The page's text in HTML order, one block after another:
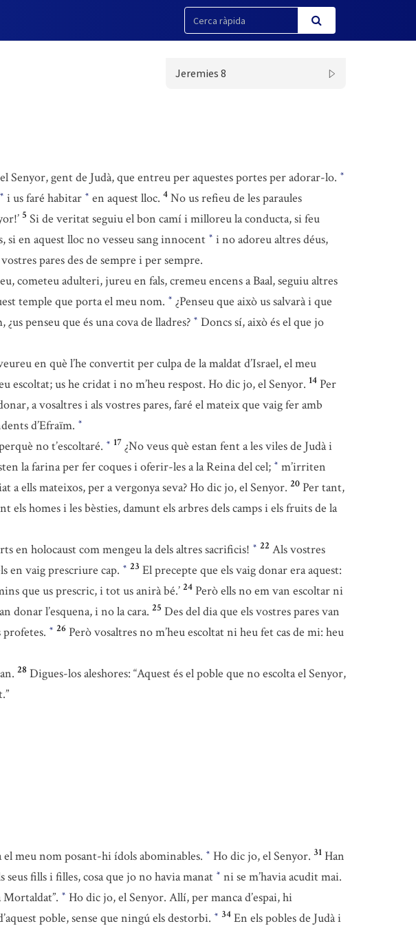
Jeremies 8
Senyor, gent de Judà, que entreu per aquestes portes per adorar-lo. *
* i us faré habitar * en aquest lloc. 4 No us refieu de les paraules
5 Si de veritat seguiu el bon camí i milloreu la conducta, si feu
en aquest lloc no vesseu sang innocent * i no adoreu altres déus,
pares des de sempre i per sempre.
cometeu adulteri, jureu en fals, cremeu encens a Baal, seguiu altres
temple que porta el meu nom. * ¿Penseu que això us salvarà i que
penseu que és una cova de lladres? * Doncs sí, això és el que jo
en què l’he convertit per culpa de la maldat d’Israel, el meu
escoltat; us he cridat i no m’heu respost. Ho dic jo, el Senyor. 14 Per
a vosaltres i als vostres pares, faré el mateix que vaig fer amb
d’Efraïm. *
no t’escoltaré. * 17 ¿No veus què estan fent a les viles de Judà i
la farina per fer coques i oferir-les a la Reina del cel; * m’irriten
a ells mateixos, per a vergonya seva? Ho dic jo, el Senyor. 20 Per tant,
els homes i les bèsties, damunt els arbres dels camps i els fruits de la
en holocaust com mengeu la dels altres sacrificis! * 22 Als vostres
en vaig prescriure cap. * 23 El precepte que els vaig donar era aquest:
que us prescric, i tot us anirà bé.’ 24 Però ells no em van escoltar ni
donar l’esquena, i no la cara. 25 Des del dia que els vostres pares van
profetes. * 26 Però vosaltres no m’heu escoltat ni heu fet cas de mi: heu
28 Digues-los aleshores: “Aquest és el poble que no escolta el Senyor,
el meu nom posant-hi ídols abominables. * Ho dic jo, el Senyor. 31 Han
fills i filles, cosa que jo no havia manat * ni se m’havia acudit mai.
Mortaldat”. * Ho dic jo, el Senyor. Allí, per manca d’espai, hi
poble, sense que ningú els destorbi. * 34 En els pobles de Judà i